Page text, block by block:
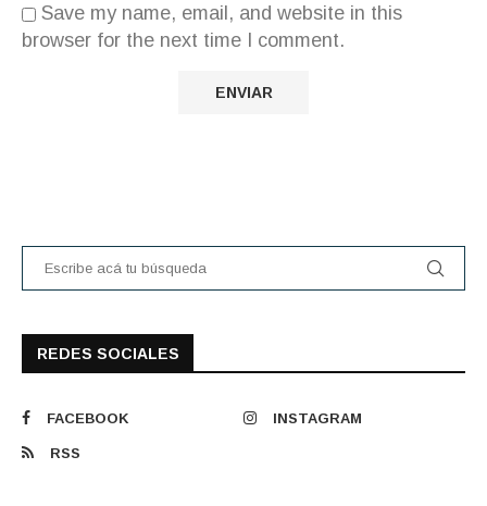
Save my name, email, and website in this
browser for the next time I comment.
REDES SOCIALES
FACEBOOK INSTAGRAM
RSS